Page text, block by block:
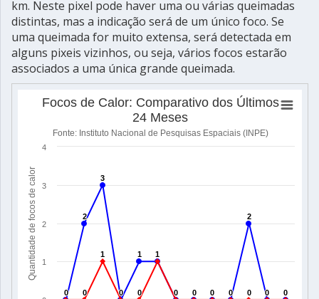
km. Neste pixel pode haver uma ou várias queimadas
distintas, mas a indicação será de um único foco. Se
uma queimada for muito extensa, será detectada em
alguns pixeis vizinhos, ou seja, vários focos estarão
associados a uma única grande queimada.